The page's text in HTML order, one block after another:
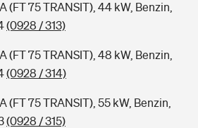
(FT 75 TRANSIT), 44 kW, Benzin,
(0928 / 313)
(FT 75 TRANSIT), 48 kW, Benzin,
(0928 / 314)
(FT 75 TRANSIT), 55 kW, Benzin,
(0928 / 315)